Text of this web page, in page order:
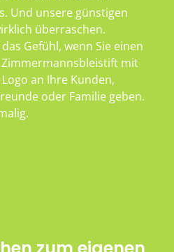
Und unsere günstigen
überraschen.
Gefühl, wenn Sie einen
mit
an Ihre Kunden,
oder Familie geben.